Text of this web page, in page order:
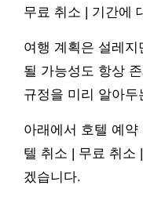
무료 취소 | 기간에
여행 계획은 설레
될 가능성도 항상
규정을 미리 알아
아래에서 호텔 예
텔 취소 | 무료 취소
겠습니다.